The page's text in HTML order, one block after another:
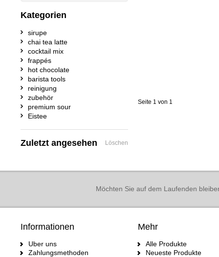
Seite 1 von 1
Kategorien
sirupe
chai tea latte
cocktail mix
frappés
hot chocolate
barista tools
reinigung
zubehör
premium sour
Eistee
Zuletzt angesehen Löschen
Möchten Sie auf dem Laufenden
Informationen
Uber uns
Zahlungsmethoden
Mehr
Alle Produkte
Neueste Produkte